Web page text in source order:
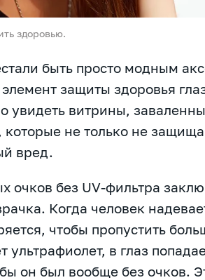
здоровью.
быть просто модным
защиты здоровья
увидеть витрины,
не только не
вред.
очков без UV-фильтра
Когда человек
чтобы пропустить
ультрафиолет, в глаз
он был вообще без очков.